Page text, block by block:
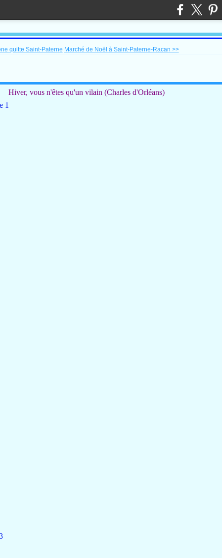
quitte Saint-Paterne Marché de Noël à Saint-Paterne-Racan >>
Hiver, vous n'êtes qu'un vilain (Charles d'Orléans)